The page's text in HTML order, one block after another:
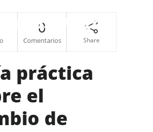
Plazos.
0
Comentarios Share
práctica
el
de